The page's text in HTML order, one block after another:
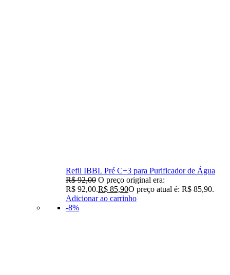
Refil IBBL Pré C+3 para Purificador de Água
R$92,00 O preço original era:
R$ 92,00.R$ 85,90O preço atual é: R$ 85,90.
Adicionar ao carrinho
-8%